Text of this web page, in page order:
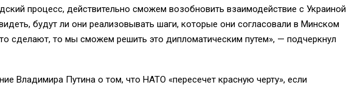
процесс, действительно сможем возобновить взаимодействие с Украиной
будут ли они реализовывать шаги, которые они согласовали в Минском
сделают, то мы сможем решить это дипломатическим путем», — подчеркнул
Владимира Путина о том, что НАТО «пересечет красную черту», если